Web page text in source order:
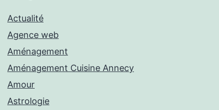
Actualité
Agence web
Aménagement
Aménagement Cuisine Annecy
Amour
Astrologie